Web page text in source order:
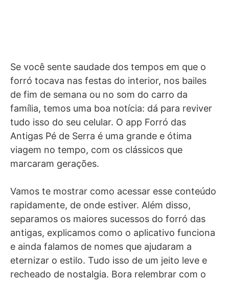
Se você sente saudade dos tempos em que o
forró tocava nas festas do interior, nos bailes
de fim de semana ou no som do carro da
família, temos uma boa notícia: dá para reviver
tudo isso do seu celular. O app Forró das
Antigas Pé de Serra é uma grande e ótima
viagem no tempo, com os clássicos que
marcaram gerações.
Vamos te mostrar como acessar esse conteúdo
rapidamente, de onde estiver. Além disso,
separamos os maiores sucessos do forró das
antigas, explicamos como o aplicativo funciona
e ainda falamos de nomes que ajudaram a
eternizar o estilo. Tudo isso de um jeito leve e
recheado de nostalgia. Bora relembrar com o